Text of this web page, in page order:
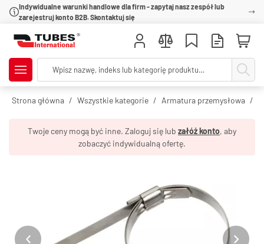
Indywidualne warunki handlowe dla firm - zapytaj nasz zespół lub
zarejestruj konto B2B. Skontaktuj się
Strona główna Wszystkie kategorie Armatura przemysłowa
Twoje ceny mogą być inne. Zaloguj się lub załóż konto, aby
zobaczyć indywidualną ofertę.